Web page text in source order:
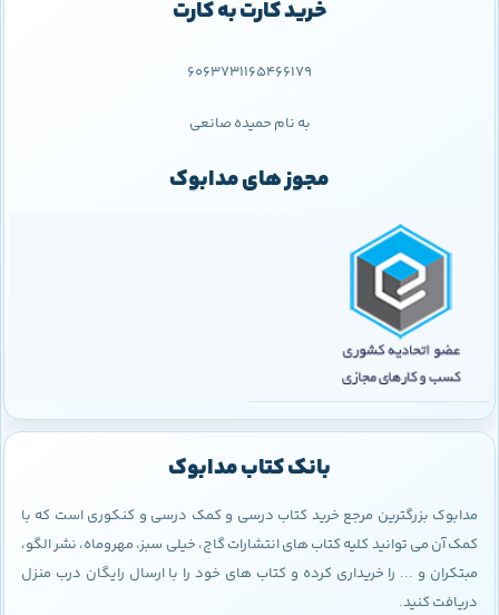
خرید کارت به کارت
6063731165466179
به نام حمیده صانعی
مجوز های مدابوک
بانک کتاب مدابوک
مدابوک بزرگترین مرجع خرید کتاب درسی و کمک درسی و کنکوری است که با
کمک آن می توانید کلیه کتاب های انتشارات گاج، خیلی سبز، مهروماه، نشر الگو،
مبتکران و ... را خریداری کرده و کتاب های خود را با ارسال رایگان درب منزل
دریافت کنید.